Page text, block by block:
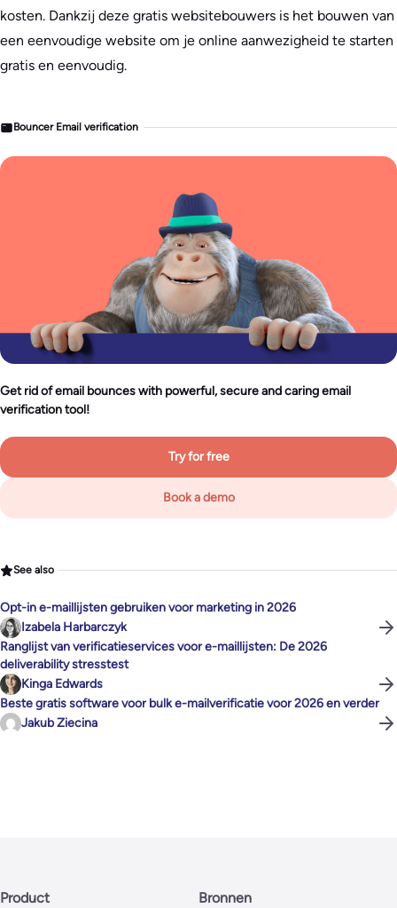
kosten. Dankzij deze gratis websitebouwers is het bouwen van
een eenvoudige website om je online aanwezigheid te starten
gratis en eenvoudig.
Bouncer Email verification
Get rid of email bounces with powerful, secure and caring email
verification tool!
Try for free
Book a demo
See also
Opt-in e-maillijsten gebruiken voor marketing in 2026
Izabela Harbarczyk
Ranglijst van verificatieservices voor e-maillijsten: De 2026
deliverability stresstest
Kinga Edwards
Beste gratis software voor bulk e-mailverificatie voor 2026 en verder
Jakub Ziecina
Product Bronnen